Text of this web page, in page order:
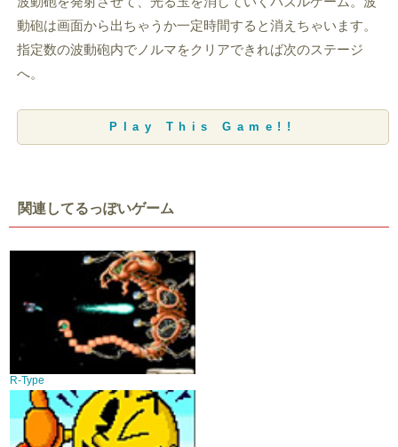
動砲は画面から出ちゃうか一定時間すると消えちゃいます。
指定数の波動砲内でノルマをクリアできれば次のステージ
へ。
Play This Game!!
関連してるっぽいゲーム
R-Type